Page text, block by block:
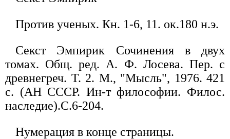
Против ученых. Кн. 1-6, 11. ок.180 н.э.
Секст Эмпирик Сочинения в двух
томах. Общ. ред. А. Ф. Лосева. Пер. с
древнегреч. Т. 2. М., "Мысль", 1976. 421
с. (АН СССР. Ин-т философии. Филос.
наследие).С.6-204.
Нумерация в конце страницы.